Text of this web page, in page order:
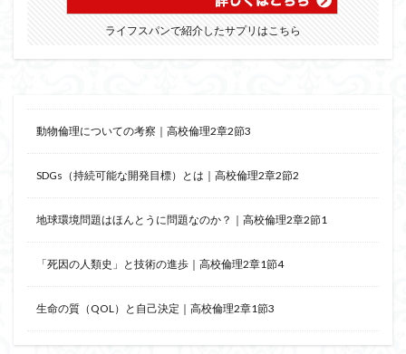
ライフスパンで紹介したサプリはこちら
動物倫理についての考察｜高校倫理2章2節3
SDGs（持続可能な開発目標）とは｜高校倫理2章2節2
地球環境問題はほんとうに問題なのか？｜高校倫理2章2節1
「死因の人類史」と技術の進歩｜高校倫理2章1節4
生命の質（QOL）と自己決定｜高校倫理2章1節3